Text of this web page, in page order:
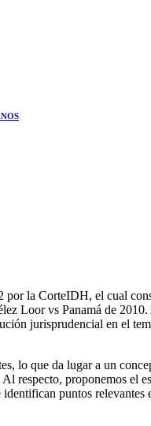
por la CorteIDH, el cual
Loor vs Panamá de
jurisprudencial en el
lo que da lugar a un
respecto, proponemos el
puntos